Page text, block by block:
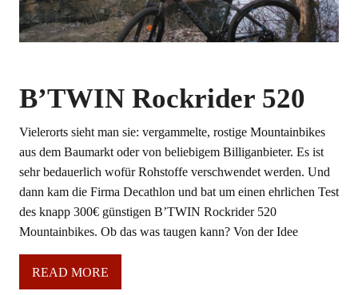
B’TWIN Rockrider 520
Vielerorts sieht man sie: vergammelte, rostige Mountainbikes
aus dem Baumarkt oder von beliebigem Billiganbieter. Es ist
sehr bedauerlich wofür Rohstoffe verschwendet werden. Und
dann kam die Firma Decathlon und bat um einen ehrlichen Test
des knapp 300€ günstigen B’TWIN Rockrider 520
Mountainbikes. Ob das was taugen kann? Von der Idee
READ MORE